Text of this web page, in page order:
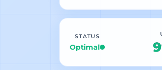
STATUS
Optimal